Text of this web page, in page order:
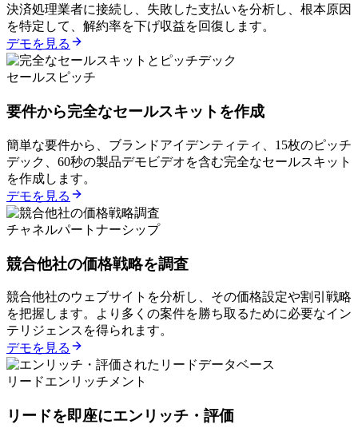
決済処理業者に接続し、失敗した支払いを分析し、根本原因
を特定して、解約率を下げ収益を回復します。
デモを見る
セールスピッチ
要件から完全なセールスキットを作成
簡単な要件から、ブランドアイデンティティ、15枚のピッチ
デック、60秒の製品デモビデオを含む完全なセールスキット
を作成します。
デモを見る
チャネルパートナーシップ
競合他社の価格戦略を調査
競合他社のウェブサイトを分析し、その価格設定や割引戦略
を把握します。より多くの案件を勝ち取るために必要なイン
テリジェンスを得られます。
デモを見る
リードエンリッチメント
リードを即座にエンリッチ・評価